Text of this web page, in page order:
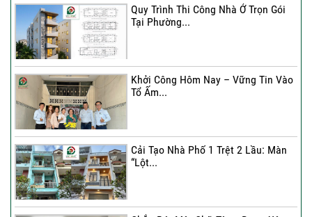
Quy Trình Thi Công Nhà Ở Trọn Gói
Tại Phường...
Khởi Công Hôm Nay – Vững Tin Vào
Tổ Ấm...
Cải Tạo Nhà Phố 1 Trệt 2 Lầu: Màn
“Lột...